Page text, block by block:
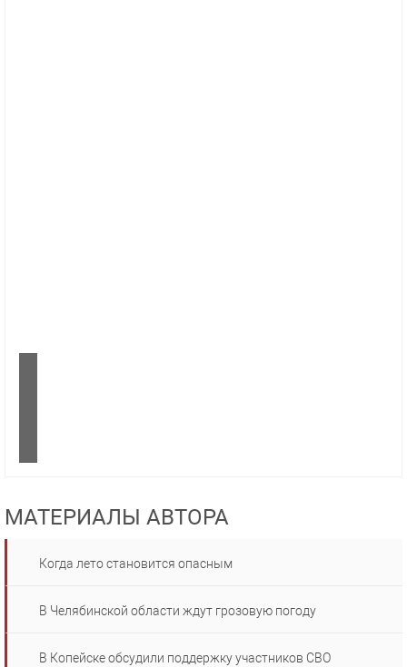
МАТЕРИАЛЫ АВТОРА
Когда лето становится опасным
В Челябинской области ждут грозовую погоду
В Копейске обсудили поддержку участников СВО